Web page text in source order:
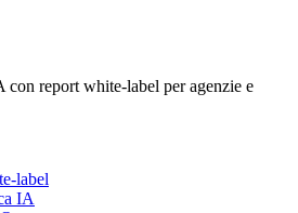
report white-label per agenzie e
label
IA